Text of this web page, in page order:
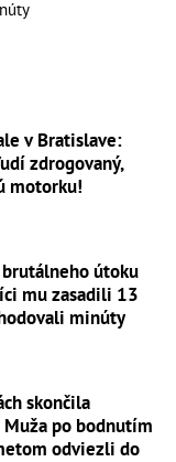
v Bratislave:
zdrogovaný,
motorku!
brutálneho útoku
mu zasadili 13
minúty
skončila
po bodnutím
odviezli do